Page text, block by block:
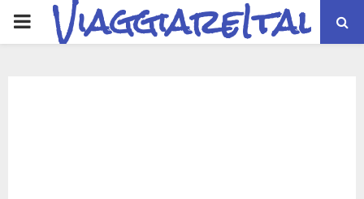
PRIMARYViaggiareItalia